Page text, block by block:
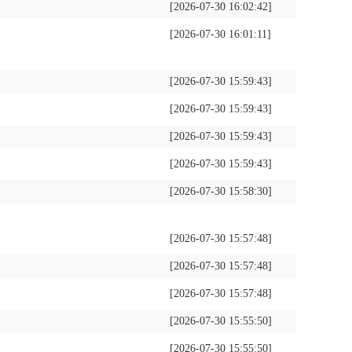
[2026-07-30 16:02:42]
[2026-07-30 16:01:11]
[2026-07-30 15:59:43]
[2026-07-30 15:59:43]
[2026-07-30 15:59:43]
[2026-07-30 15:59:43]
[2026-07-30 15:58:30]
[2026-07-30 15:57:48]
[2026-07-30 15:57:48]
[2026-07-30 15:57:48]
[2026-07-30 15:55:50]
[2026-07-30 15:55:50]